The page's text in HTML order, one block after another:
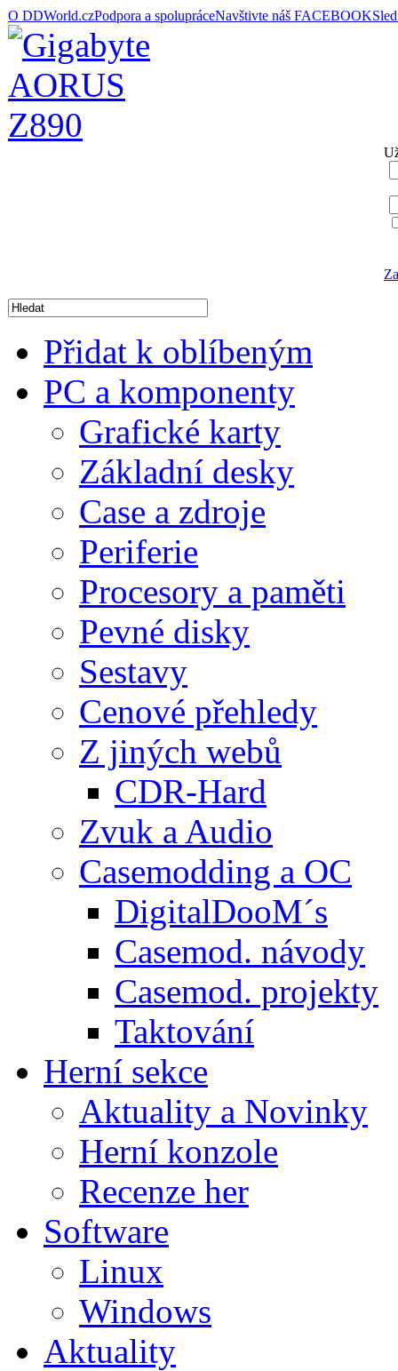
O DDWorld.czPodpora a spolupráceNavštivte náš FACEBOOK
Přidat k oblíbeným
PC a komponenty
Grafické karty
Základní desky
Case a zdroje
Periferie
Procesory a paměti
Pevné disky
Sestavy
Cenové přehledy
Z jiných webů
CDR-Hard
Zvuk a Audio
Casemodding a OC
DigitalDooM´s
Casemod. návody
Casemod. projekty
Taktování
Herní sekce
Aktuality a Novinky
Herní konzole
Recenze her
Software
Linux
Windows
Aktuality